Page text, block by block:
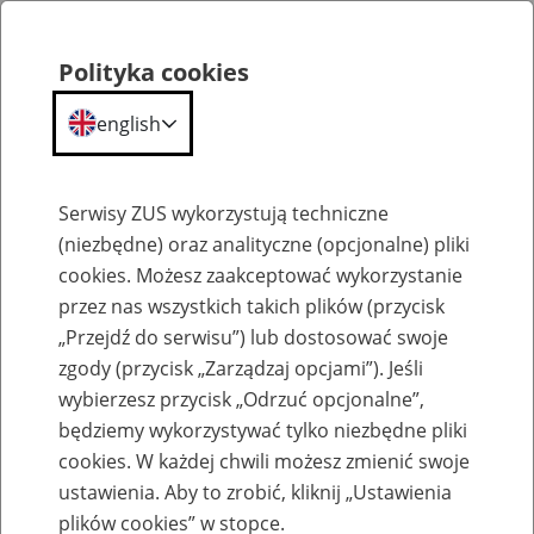
Komunikaty
Polityka cookies
english
Serwisy ZUS wykorzystują techniczne
(niezbędne) oraz analityczne (opcjonalne) pliki
cookies. Możesz zaakceptować wykorzystanie
przez nas wszystkich takich plików (przycisk
„Przejdź do serwisu”) lub dostosować swoje
zgody (przycisk „Zarządzaj opcjami”). Jeśli
wybierzesz przycisk „Odrzuć opcjonalne”,
będziemy wykorzystywać tylko niezbędne pliki
cookies. W każdej chwili możesz zmienić swoje
ustawienia. Aby to zrobić, kliknij „Ustawienia
plików cookies” w stopce.